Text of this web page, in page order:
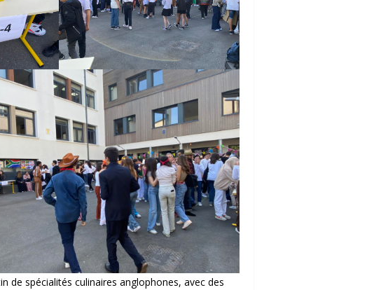
de spécialités culinaires anglophones, avec des